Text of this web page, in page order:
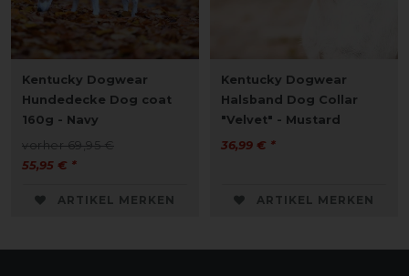
Kentucky Dogwear
Hundedecke Dog coat
160g - Navy
vorher 69,95 €
55,95 € *
ARTIKEL MERKEN
Kentucky Dogwear
Halsband Dog Collar
"Velvet" - Mustard
36,99 € *
ARTIKEL MERKEN